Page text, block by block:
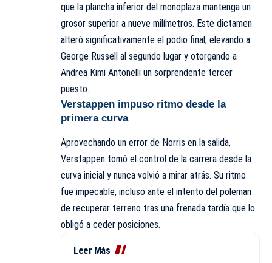
que la plancha inferior del monoplaza mantenga un
grosor superior a nueve milímetros. Este dictamen
alteró significativamente el podio final, elevando a
George Russell al segundo lugar y otorgando a
Andrea Kimi Antonelli un sorprendente tercer
puesto.
Verstappen impuso ritmo desde la
primera curva
Aprovechando un error de Norris en la salida,
Verstappen tomó el control de la carrera desde la
curva inicial y nunca volvió a mirar atrás. Su ritmo
fue impecable, incluso ante el intento del poleman
de recuperar terreno tras una frenada tardía que lo
obligó a ceder posiciones.
Leer Más